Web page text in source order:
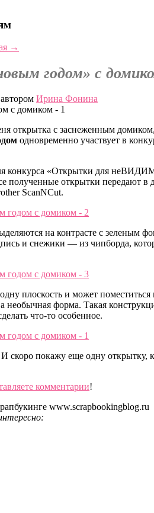
→
годом» с
автором Ирина Фонина
открытка с заснеженным
одновременно участвует в
конкурса «Открытки для
полученные открытки передают
ScanNCut.
на контрасте с зеленым
и снежики — из чипборда,
плоскость и может
необычная форма. Такая
что-то особенное.
скоро покажу еще одну открытку,
комментарии!